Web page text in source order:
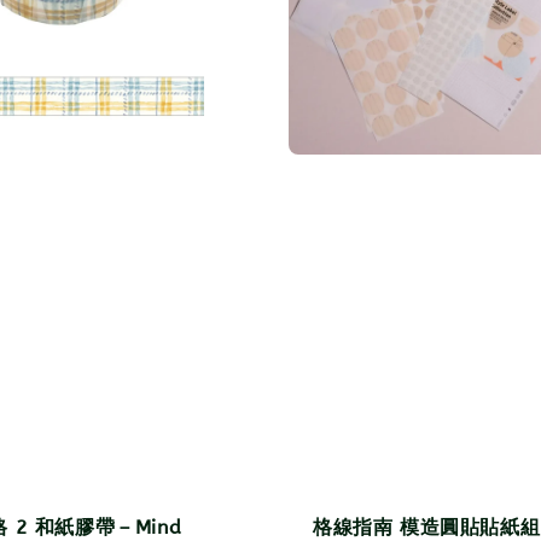
2 和紙膠帶－Mind 格線指南 模造圓貼貼紙